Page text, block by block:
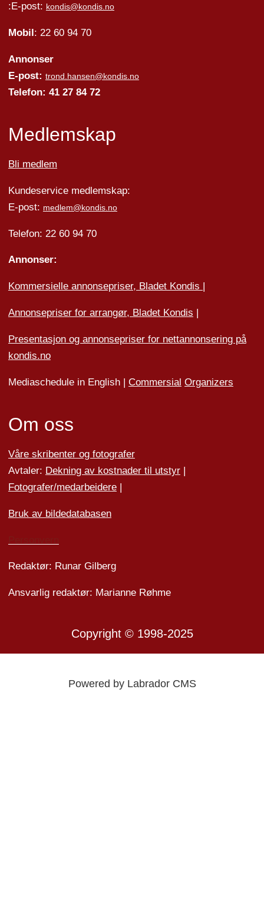
:E-post: kondis@kondis.no
Mobil : 22 60 94 70
Annonser
E-post: trond.hansen@kondis.no
Telefon: 41 27 84 72
Medlemskap
Bli medlem
Kundeservice medlemskap:
E-post: medlem@kondis.no
Telefon: 22 60 94 70
Annonser:
Kommersielle annonsepriser, Bladet Kondis
Annonsepriser for arrangør, Bladet Kondis
Presentasjon og annonsepriser for nettannonsering på
kondis.no
Mediaschedule in English | Commersial Organizers
Om oss
Våre skribenter og fotografer
Avtaler: Dekning av kostnader til utstyr|
Fotografer/medarbeidere|
Bruk av bildedatabasen
Redaktør: Runar Gilberg
Ansvarlig redaktør: Marianne Røhme
Copyright © 1998-2025
Powered by Labrador CMS